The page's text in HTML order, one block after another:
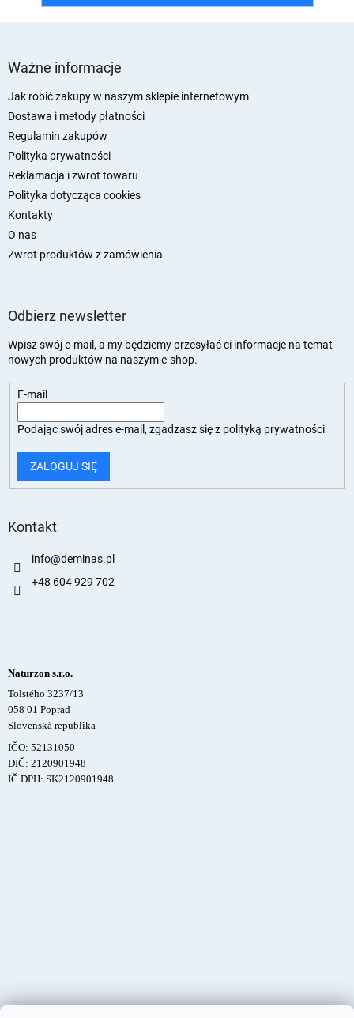
Ważne informacje
Jak robić zakupy w naszym sklepie internetowym
Dostawa i metody płatności
Regulamin zakupów
Polityka prywatności
Reklamacja i zwrot towaru
Polityka dotycząca cookies
Kontakty
O nas
Zwrot produktów z zamówienia
Odbierz newsletter
Wpisz swój e-mail, a my będziemy przesyłać ci informacje na temat
nowych produktów na naszym e-shop.
E-mail
Podając swój adres e-mail, zgadzasz się z polityką prywatności
ZALOGUJ SIĘ
Kontakt
info@deminas.pl
+48 604 929 702
Naturzon s.r.o.
Tolstého 3237/13
058 01 Poprad
Slovenská republika
IČO: 52131050
DIČ: 2120901948
IČ DPH: SK2120901948